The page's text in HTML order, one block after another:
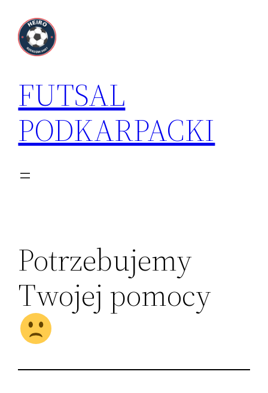
treści
FUTSAL
PODKARPACKI
Potrzebujemy
Twojej pomocy